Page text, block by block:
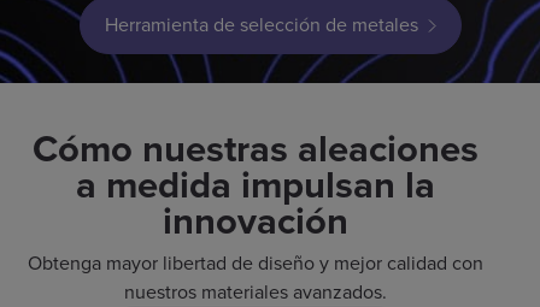
Herramienta de selección de metales
Cómo nuestras aleaciones
a medida impulsan la
innovación
Obtenga mayor libertad de diseño y mejor calidad con
nuestros materiales avanzados.